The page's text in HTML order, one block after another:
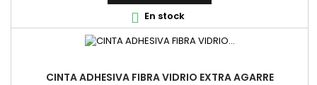
 En stock
CINTA ADHESIVA FIBRA VIDRIO EXTRA AGARRE